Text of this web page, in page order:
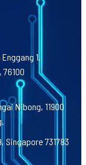
1,
76100
Nibong, 11900
Singapore 731783